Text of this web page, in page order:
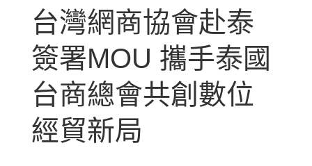
台灣網商協會赴泰
簽署MOU 攜手泰國
台商總會共創數位
經貿新局